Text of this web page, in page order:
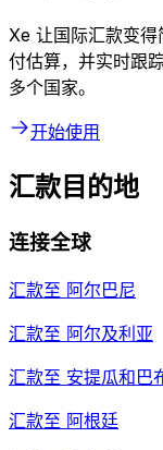
Xe 让国际汇款变
付估算，并实时跟
多个国家。
开始使用
汇款目的地
连接全球
汇款至 阿尔巴尼
汇款至 阿尔及利亚
汇款至 安提瓜和巴
汇款至 阿根廷